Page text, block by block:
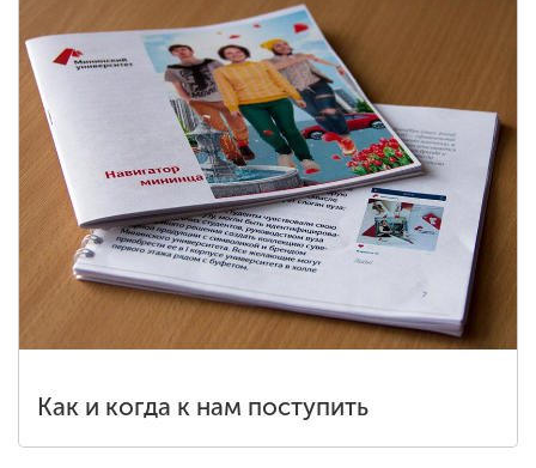
Как и когда к нам поступить